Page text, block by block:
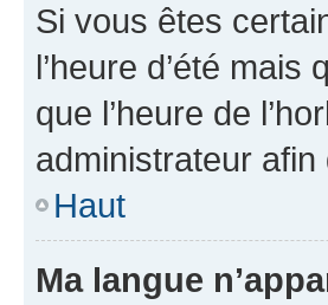
Si vous êtes
l’heure d’été
que l’heure de
administrateur
Haut
Ma langue